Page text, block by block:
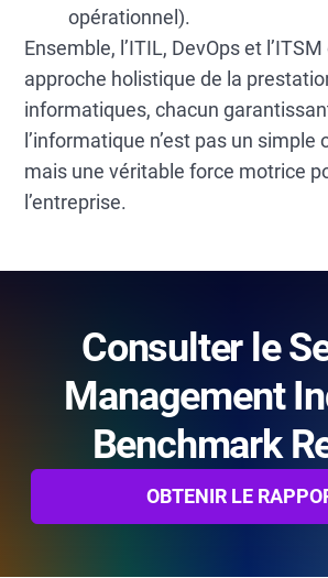
opérationnel).
Ensemble, l’ITIL, DevOps et
approche holistique de la
informatiques, chacun
l’informatique n’est pas un simple
mais une véritable force motrice
l’entreprise.
Consulter le
Management
Benchmark
OBTENIR LE